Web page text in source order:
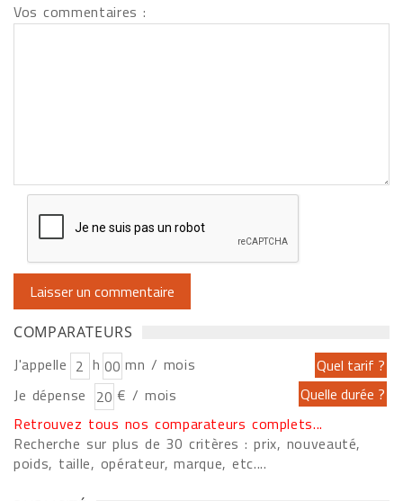
Vos commentaires :
COMPARATEURS
J'appelle h
mn / mois
Je dépense
€ / mois
Retrouvez tous nos comparateurs complets...
Recherche sur plus de 30 critères : prix, nouveauté,
poids, taille, opérateur, marque, etc....